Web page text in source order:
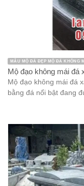
MẪU MỘ ĐÁ ĐẸP MỘ ĐÁ KHÔNG
Mộ đạo không mái đá
Mộ đạo không mái đá
bằng đá nổi bật đang